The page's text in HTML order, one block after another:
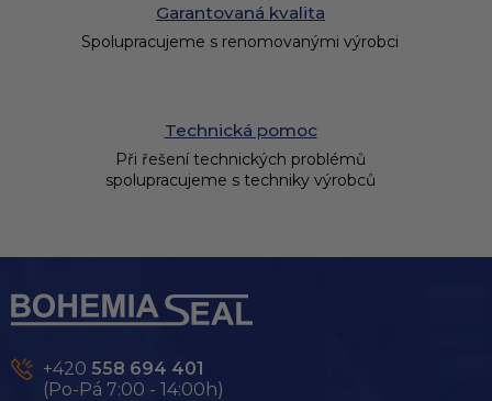
Garantovaná kvalita
Spolupracujeme s renomovanými výrobci
Technická pomoc
Při řešení technických problémů
spolupracujeme s techniky výrobců
p
+420 558 694 401
(Po-Pá 7:00 - 14:00h)